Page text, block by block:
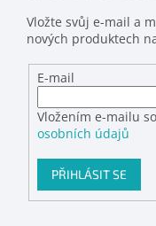
Vložte svůj e-mail a
nových produktech
E-mail
Vložením e-mailu
osobních údajů
PŘIHLÁSIT SE